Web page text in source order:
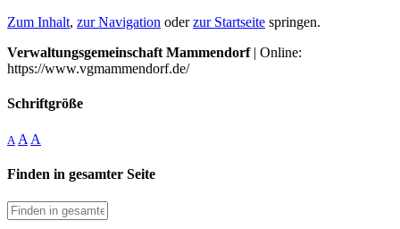
Zum Inhalt, zur Navigation oderzur Startseite springen.
Verwaltungsgemeinschaft Mammendorf| Online:
https://www.vgmammendorf.de/
Schriftgröße
A A A
Finden in gesamter Seite